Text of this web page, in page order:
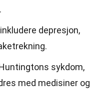
depresjon,
sykdom,
med medisiner og